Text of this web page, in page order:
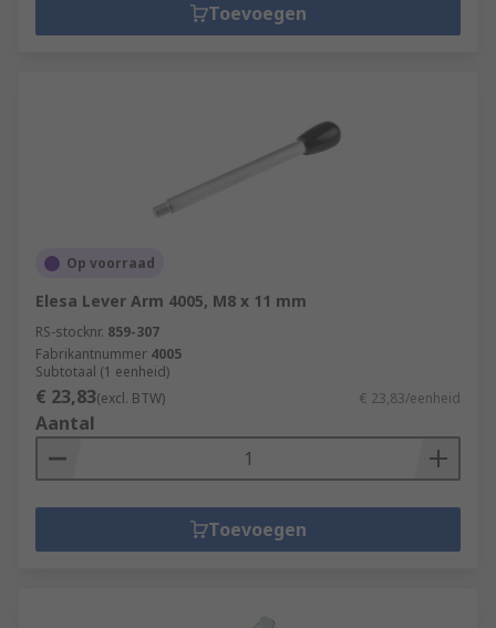
Toevoegen
Op voorraad
Elesa Lever Arm 4005, M8 x 11 mm
RS-stocknr. 859-307
Fabrikantnummer 4005
Subtotaal (1 eenheid)
€ 23,83(excl. BTW) € 23,83/eenheid
Aantal
Toevoegen